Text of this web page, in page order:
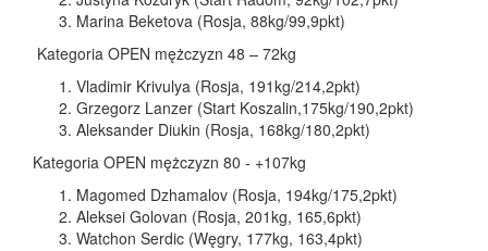
Marina Beketova (Rosja, 88kg/99,9pkt)
Kategoria OPEN mężczyzn 48 – 72kg
Vladimir Krivulya (Rosja, 191kg/214,2pkt)
Grzegorz Lanzer (Start Koszalin,175kg/190,2pkt)
Aleksander Diukin (Rosja, 168kg/180,2pkt)
Kategoria OPEN mężczyzn 80 - +107kg
Magomed Dzhamalov (Rosja, 194kg/175,2pkt)
Aleksei Golovan (Rosja, 201kg, 165,6pkt)
Watchon Serdic (Węgry, 177kg, 163,4pkt)